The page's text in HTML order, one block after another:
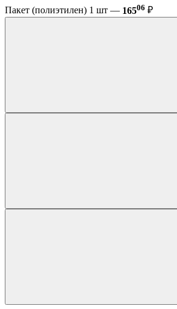
Пакет (полиэтилен) 1 шт — 16506 ₽